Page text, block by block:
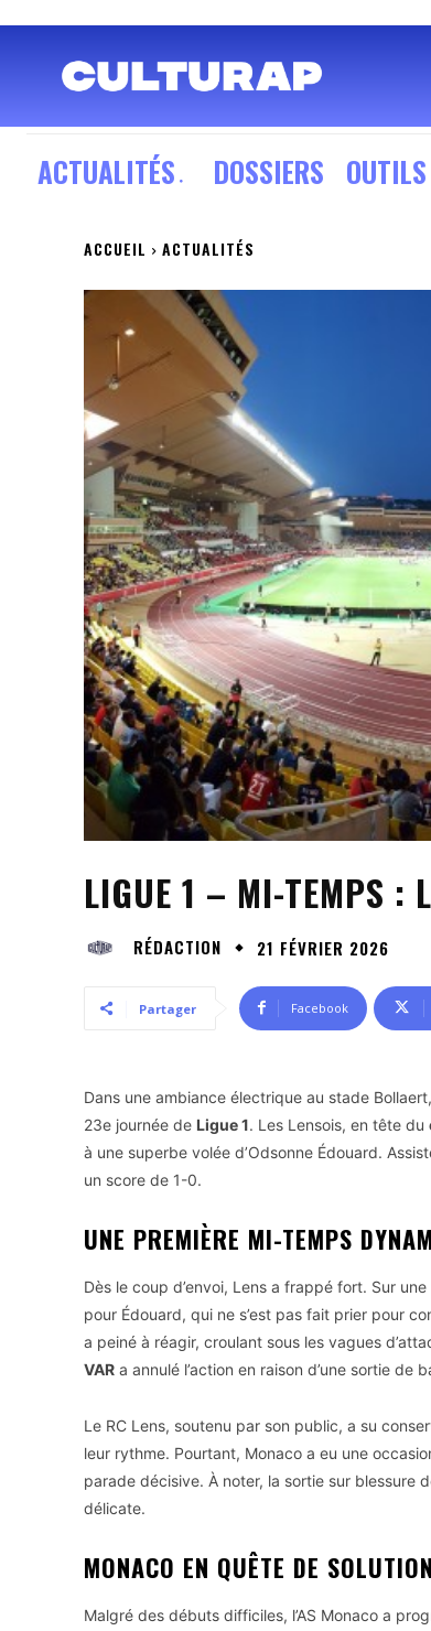
ACTUALITÉS DOSSIERS OUTILS
ACCUEIL ACTUALITÉS
LIGUE 1 – MI-TEMPS :
RÉDACTION 21 FÉVRIER 2026
Partager Facebook
Dans une ambiance électrique au stade
23e journée de Ligue 1. Les Lensois, en tête du
à une superbe volée d’Odsonne Édouard.
un score de 1-0.
UNE PREMIÈRE MI-TEMPS
Dès le coup d’envoi, Lens a frappé fort. Sur
pour Édouard, qui ne s’est pas fait prier pour
a peiné à réagir, croulant sous les vagues
VAR a annulé l’action en raison d’une sortie de
Le RC Lens, soutenu par son public, a su
leur rythme. Pourtant, Monaco a eu une
parade décisive. À noter, la sortie sur blessure
délicate.
MONACO EN QUÊTE DE
Malgré des débuts difficiles, l’AS Monaco a